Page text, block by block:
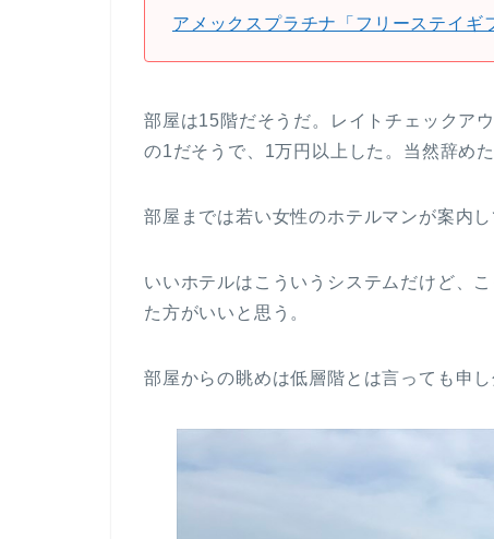
アメックスプラチナ「フリーステイギ
部屋は15階だそうだ。レイトチェックア
の1だそうで、1万円以上した。当然辞めた
部屋までは若い女性のホテルマンが案内
いいホテルはこういうシステムだけど、
た方がいいと思う。
部屋からの眺めは低層階とは言っても申し